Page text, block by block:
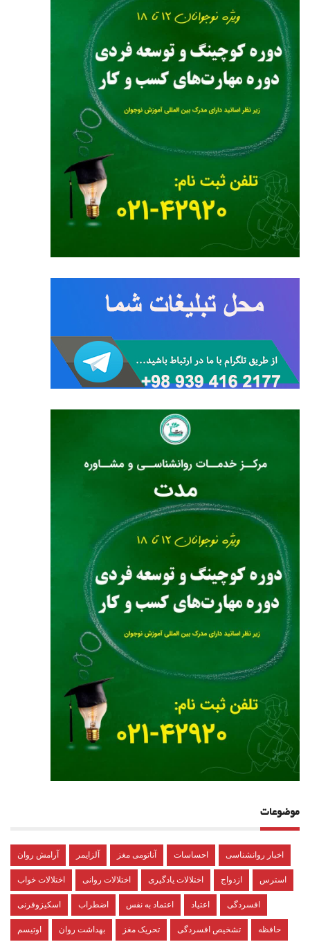
موضوعات
آرامش روان آلزایمر آناتومی مغز احساسات اخبار روانشناسی
اختلالات خواب اختلالات روانی اختلالات یادگیری ازدواج استرس
اسکیزوفرنی اضطراب اعتماد به نفس اعتیاد افسردگی
اوتیسم بهداشت روان تحریک مغز تشخیص افسردگی حافظه